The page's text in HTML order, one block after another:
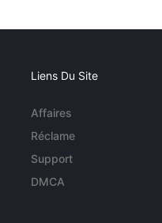
Liens Du Site
Affaires
Réclame
Support
DMCA